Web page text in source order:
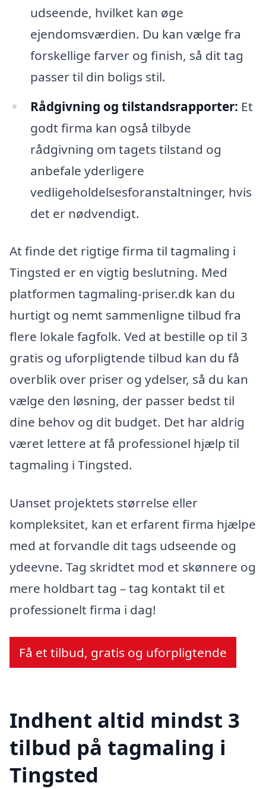
udseende, hvilket kan øge
ejendomsværdien. Du kan vælge fra
forskellige farver og finish, så dit tag
passer til din boligs stil.
Rådgivning og tilstandsrapporter: Et
godt firma kan også tilbyde
rådgivning om tagets tilstand og
anbefale yderligere
vedligeholdelsesforanstaltninger, hvis
det er nødvendigt.
At finde det rigtige firma til tagmaling i
Tingsted er en vigtig beslutning. Med
platformen tagmaling-priser.dk kan du
hurtigt og nemt sammenligne tilbud fra
flere lokale fagfolk. Ved at bestille op til 3
gratis og uforpligtende tilbud kan du få
overblik over priser og ydelser, så du kan
vælge den løsning, der passer bedst til
dine behov og dit budget. Det har aldrig
været lettere at få professionel hjælp til
tagmaling i Tingsted.
Uanset projektets størrelse eller
kompleksitet, kan et erfarent firma hjælpe
med at forvandle dit tags udseende og
ydeevne. Tag skridtet mod et skønnere og
mere holdbart tag – tag kontakt til et
professionelt firma i dag!
Få et tilbud, gratis og uforpligtende
Indhent altid mindst 3
tilbud på tagmaling i
Tingsted